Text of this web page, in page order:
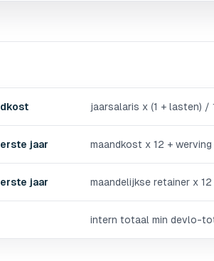
jaarsalaris x (1 + lasten) /
jaar maandkost x 12 + werving
jaar maandelijkse retainer x
intern totaal min devlo-